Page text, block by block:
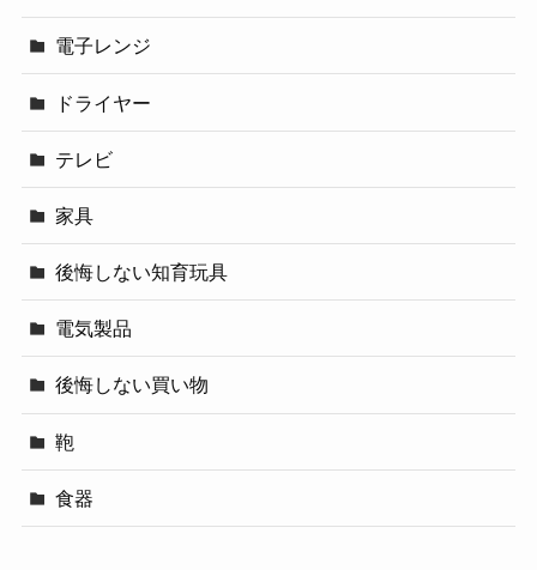
電子レンジ
ドライヤー
テレビ
家具
後悔しない知育玩具
電気製品
後悔しない買い物
鞄
食器